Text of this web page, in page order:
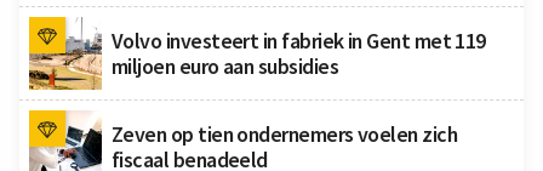
Volvo investeert in fabriek in Gent met 119
miljoen euro aan subsidies
Zeven op tien ondernemers voelen zich
fiscaal benadeeld